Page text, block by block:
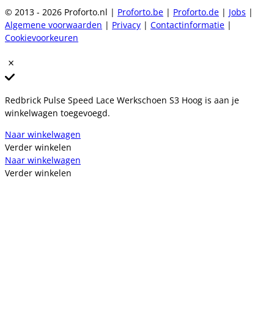
© 2013 - 2026 Proforto.nl | Proforto.be | Proforto.de | Jobs |
Algemene voorwaarden | Privacy | Contactinformatie |
Cookievoorkeuren
Redbrick Pulse Speed Lace Werkschoen S3 Hoog is aan je
winkelwagen toegevoegd.
Naar winkelwagen
Verder winkelen
Naar winkelwagen
Verder winkelen